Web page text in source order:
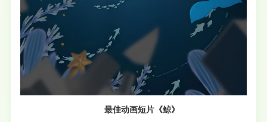
最佳动画短片《鲸》